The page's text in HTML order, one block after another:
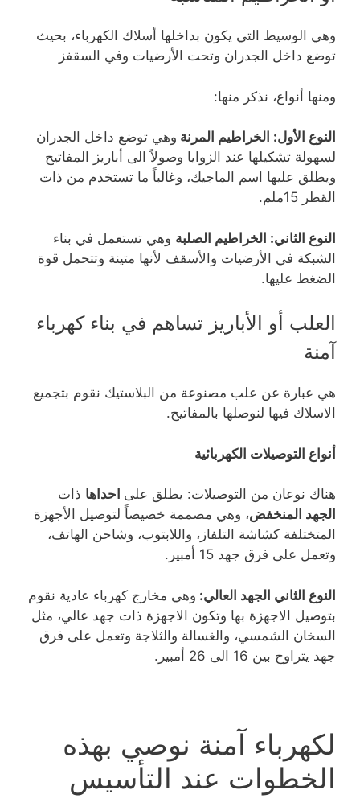
وهي الوسيط التي يكون بداخلها أسلاك الكهرباء، بحيث
توضع داخل الجدران وتحت الأرضيات وفي السقفز
ومنها أنواع، نذكر منها:
النوع الأول: الخراطيم المرنة وهي توضع داخل الجدران
لسهولة تشكيلها عند الزوايا وصولاً الى أباريز المفاتيح
ويطلق عليها اسم الماجيك، وغالباً ما تستخدم من ذات
القطر 15ملم.
النوع الثاني: الخراطيم الصلبة وهي تستعمل في بناء
الشبكة في الأرضيات والأسقف لأنها متينة وتتحمل قوة
الضغط عليها.
العلب أو الأباريز تساهم في بناء كهرباء
آمنة
هي عبارة عن علب مصنوعة من البلاستيك نقوم بتجميع
الاسلاك فيها لنوصلها بالمفاتيح.
أنواع التوصيلات الكهربائية
هناك نوعان من التوصيلات: يطلق على احداها ذات
الجهد المنخفض، وهي مصممة خصيصاً لتوصيل الأجهزة
المتختلفة كشاشة التلفاز، واللابتوب، وشاحن الهاتف،
وتعمل على فرق جهد 15 أمبير.
النوع الثاني الجهد العالي: وهي مخارج كهرباء عادية نقوم
بتوصيل الاجهزة بها وتكون الاجهزة ذات جهد عالي، مثل
السخان الشمسي، والغسالة والثلاجة وتعمل على فرق
جهد يتراوح بين 16 الى 26 أمبير.
لكهرباء آمنة نوصي بهذه
الخطوات عند التأسيس